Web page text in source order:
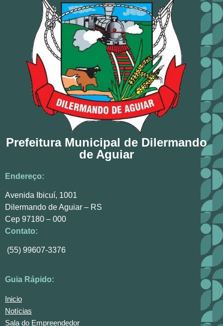
Prefeitura Municipal de Dilermando
de Aguiar
Endereço:
Avenida Ibicuí, 1001
Dilermando de Aguiar – RS
Cep 97180 – 000
Contato:
(55) 99607-3376
Guia Rápido:
Inicio
Notícias
Sala do Empreendedor